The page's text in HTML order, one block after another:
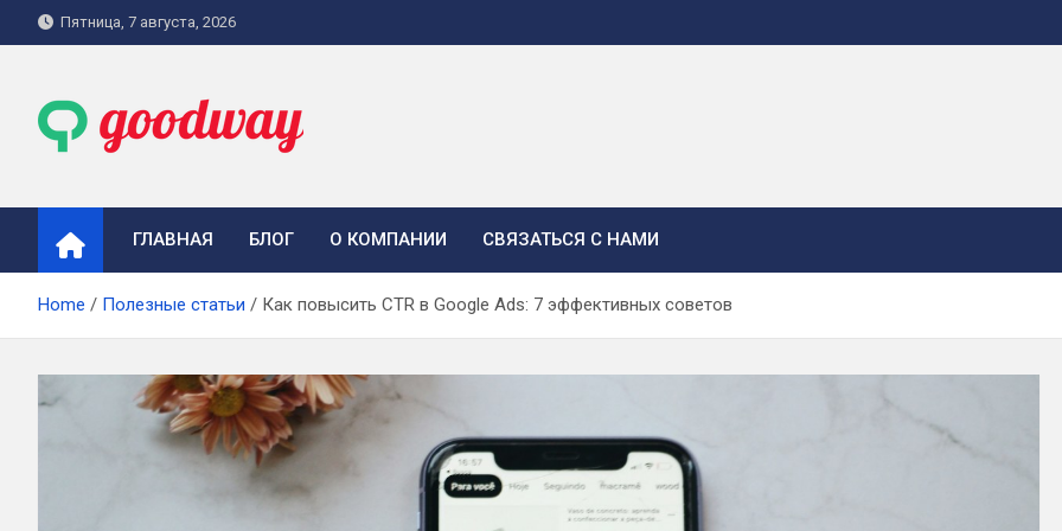
to
Пятница, 7 августа, 2026
goodway.com.ua
ГЛАВНАЯ БЛОГ О КОМПАНИИ СВЯЗАТЬСЯ С НАМИ
Home Полезные статьи Как повысить CTR в Google Ads: 7 эффективных советов